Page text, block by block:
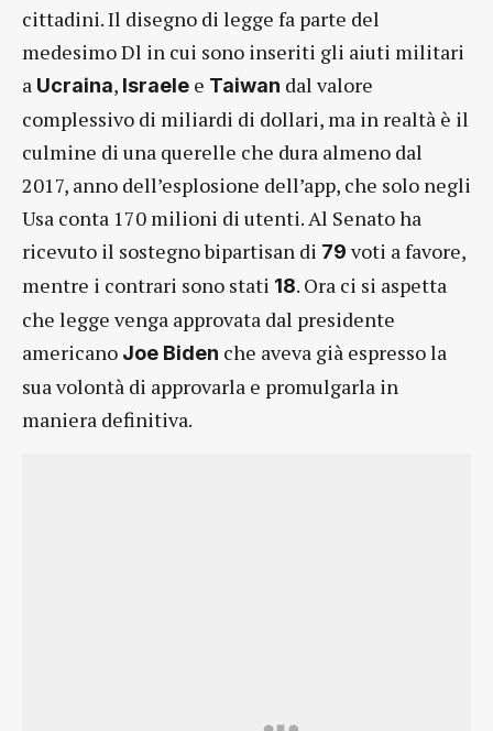
cittadini. Il disegno di legge fa parte del
medesimo Dl in cui sono inseriti gli aiuti militari
a Ucraina, Israele e Taiwan dal valore
complessivo di miliardi di dollari, ma in realtà è il
culmine di una querelle che dura almeno dal
2017, anno dell’esplosione dell’app, che solo negli
Usa conta 170 milioni di utenti. Al Senato ha
ricevuto il sostegno bipartisan di 79 voti a favore,
mentre i contrari sono stati 18. Ora ci si aspetta
che legge venga approvata dal presidente
americano Joe Biden che aveva già espresso la
sua volontà di approvarla e promulgarla in
maniera definitiva.